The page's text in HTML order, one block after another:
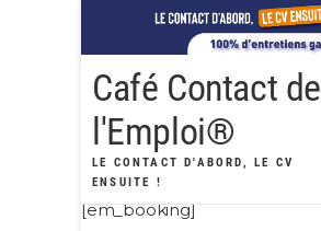
Café Contact de
l'Emploi®
LE CONTACT D'ABORD, LE CV
ENSUITE !
[em_booking]